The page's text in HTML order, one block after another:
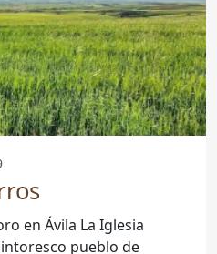
La Iglesia
pueblo de